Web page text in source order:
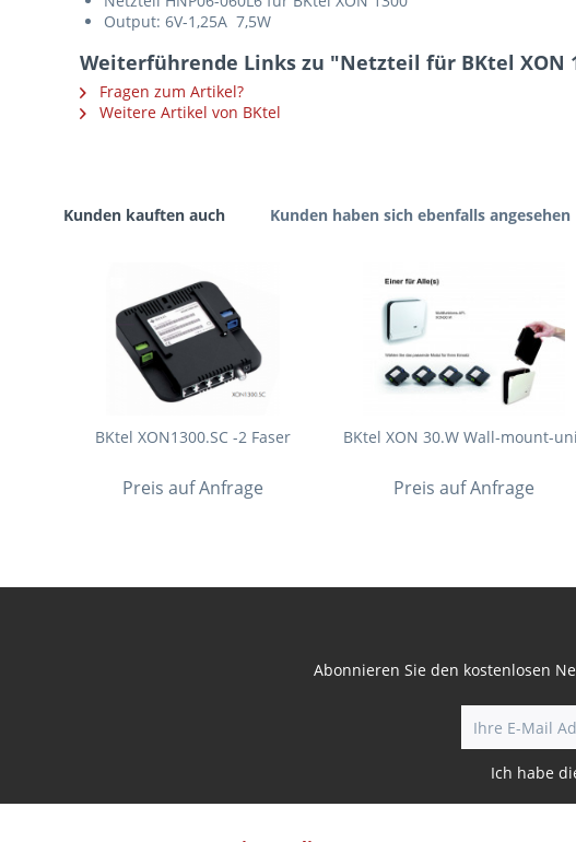
Output: 6V-1,25A 7,5W
Weiterführende Links zu "Netzteil für BKtel XON
Fragen zum Artikel?
Weitere Artikel von BKtel
Kunden kauften auch Kunden haben sich ebenfalls angesehen
BKtel XON1300.SC -2 Faser
Preis auf Anfrage
BKtel XON 30.W Wall-mount-
Preis auf Anfrage
Abonnieren Sie den kostenlosen
Ich habe